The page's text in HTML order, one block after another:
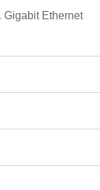
Gigabit Ethernet